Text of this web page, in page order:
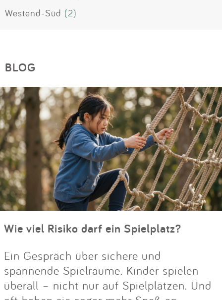
Westend-Süd (2)
BLOG
Wie viel Risiko darf ein Spielplatz?
Ein Gespräch über sichere und
spannende Spielräume. Kinder spielen
überall – nicht nur auf Spielplätzen. Und